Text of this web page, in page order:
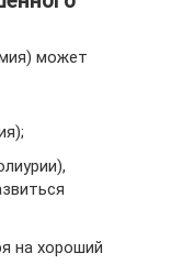
может
на хороший